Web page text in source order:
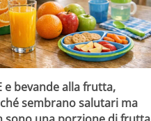
e bevande alla frutta,
sembrano salutari ma